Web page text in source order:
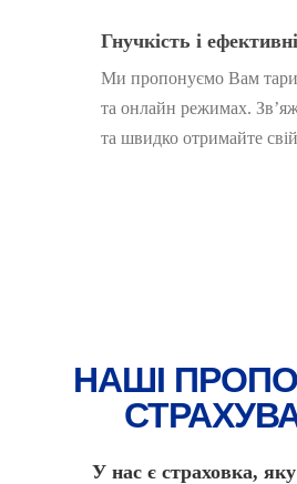
Гнучкість і
Ми пропонуємо Вам
та онлайн режимах.
та швидко отримайте
НАШІ
У нас є страховка,